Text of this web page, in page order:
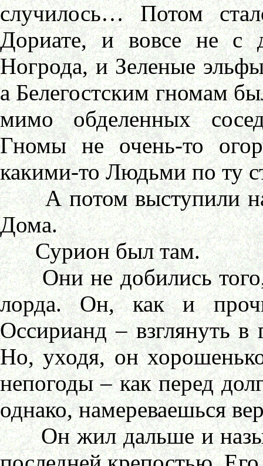
случилось… Потом
Дориате, и вовсе не с
Ногрода, и Зеленые
а Белегостским гномам
мимо обделенных
Гномы не очень-то
какими-то Людьми по ту
А потом выступили на
Дома.
Сурион был там.
Они не добились того,
лорда. Он, как и
Оссирианд – взглянуть в
Но, уходя, он
непогоды – как перед
однако, намереваешься
Он жил дальше и